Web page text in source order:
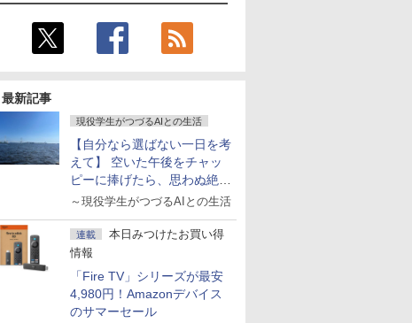
最新記事
現役学生がつづるAIとの生活
【自分なら選ばない一日を考
えて】 空いた午後をチャッ
ピーに捧げたら、思わぬ絶景
に出会った話
～現役学生がつづるAIとの生活
連載
本日みつけたお買い得
情報
「Fire TV」シリーズが最安
4,980円！Amazonデバイス
のサマーセール